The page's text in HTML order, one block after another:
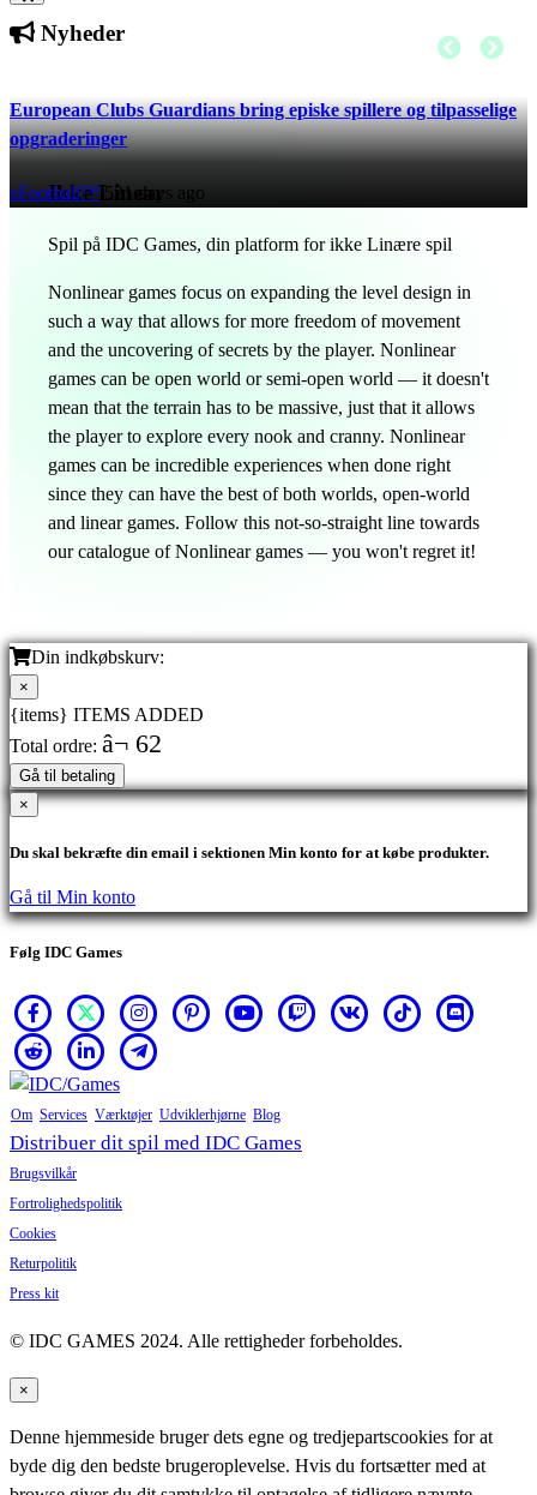
Nyheder
European Clubs Guardians bring episke spillere og tilpasselige
opgraderinger
eFootball™ 521 days ago
Ikke Linear
Spil på IDC Games, din platform for ikke Linære spil
Nonlinear games focus on expanding the level design in
such a way that allows for more freedom of movement
and the uncovering of secrets by the player. Nonlinear
games can be open world or semi-open world — it doesn't
mean that the terrain has to be massive, just that it allows
the player to explore every nook and cranny. Nonlinear
games can be incredible experiences when done right
since they can have the best of both worlds, open-world
and linear games. Follow this not-so-straight line towards
our catalogue of Nonlinear games — you won't regret it!
Din indkøbskurv:
×
{items} ITEMS ADDED
Total ordre: â¬ 62
Gå til betaling
×
Du skal bekræfte din email i sektionen Min konto for at købe produkter.
Gå til Min konto
Følg IDC Games
Om Services Værktøjer Udviklerhjørne Blog
Distribuer dit spil med IDC Games
Brugsvilkår
Fortrolighedspolitik
Cookies
Returpolitik
Press kit
© IDC GAMES 2024. Alle rettigheder forbeholdes.
×
Denne hjemmeside bruger dets egne og tredjepartscookies for at
byde dig den bedste brugeroplevelse. Hvis du fortsætter med at